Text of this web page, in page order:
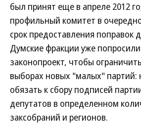
был принят еще в апреле 2012
профильный комитет в
срок предоставления поправок
Думские фракции уже попросили
законопроект, чтобы
выборах новых "малых" партий:
обязать к сбору подписей
депутатов в определенном
заксобраний и регионов.